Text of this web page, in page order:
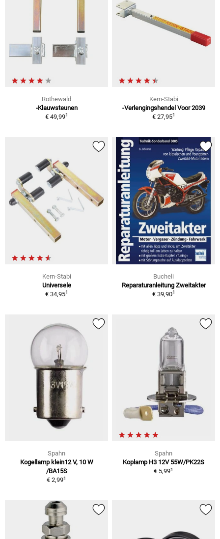
Rothewald
-Klauwsteunen
€ 49,991
Kern-Stabi
-Verlengingshendel Voor 2039
€ 27,951
Kern-Stabi
Universele
€ 34,951
Bucheli
Reparaturanleitung Zweitakter
€ 39,901
Spahn
Kogellamp klein12 V, 10 W
/BA15S
€ 2,991
Spahn
Koplamp H3 12V 55W/PK22S
€ 5,991